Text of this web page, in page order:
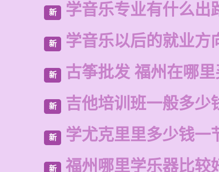
新 学音乐专业有什么出
新 学音乐以后的就业方
新 古筝批发 福州在哪
新 吉他培训班一般多少
新 学尤克里里多少钱一
新 福州哪里学乐器比较